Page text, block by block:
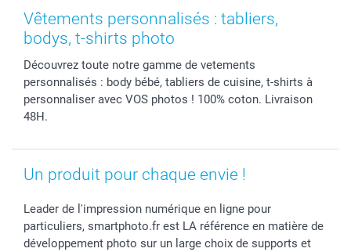
Coques smartphone
Stickers & Etiquettes
Dénicheur d'idées cadeau
Fête des Mères
Fête des Pères
Baptême
Toussaint
Rentrée des classes
Droit de rétraction
Plaintes
Gestion des cookies
Partenariats & Influence
Aide
smartbonus
Livraison
Modes de paiement
Grandes quantités
Vêtements personnalisés : tabliers,
bodys, t-shirts photo
Découvrez toute notre gamme de vetements
personnalisés : body bébé, tabliers de cuisine, t-shirts à
personnaliser avec VOS photos ! 100% coton. Livraison
48H.
Un produit pour chaque envie !
Leader de l'impression numérique en ligne pour
particuliers, smartphoto.fr est LA référence en matière de
développement photo sur un large choix de supports et